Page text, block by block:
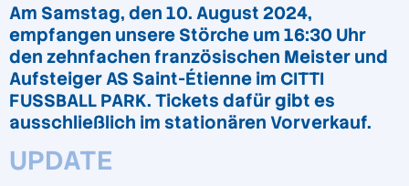
Am Samstag, den 10. August 2024,
empfangen unsere Störche um 16:30 Uhr
den zehnfachen französischen Meister und
Aufsteiger AS Saint-Étienne im CITTI
FUSSBALL PARK. Tickets dafür gibt es
ausschließlich im stationären Vorverkauf.
UPDATE